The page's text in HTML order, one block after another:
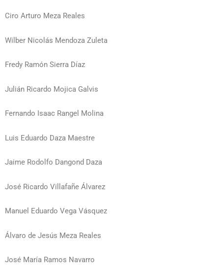
Ciro Arturo Meza Reales
Wilber Nicolás Mendoza Zuleta
Fredy Ramón Sierra Díaz
Julián Ricardo Mojica Galvis
Fernando Isaac Rangel Molina
Luis Eduardo Daza Maestre
Jaime Rodolfo Dangond Daza
José Ricardo Villafañe Álvarez
Manuel Eduardo Vega Vásquez
Álvaro de Jesús Meza Reales
José María Ramos Navarro